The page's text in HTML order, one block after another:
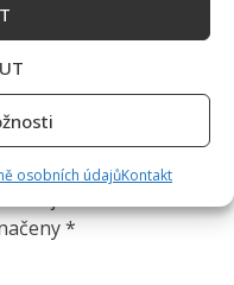
osobních údajůKontakt
*